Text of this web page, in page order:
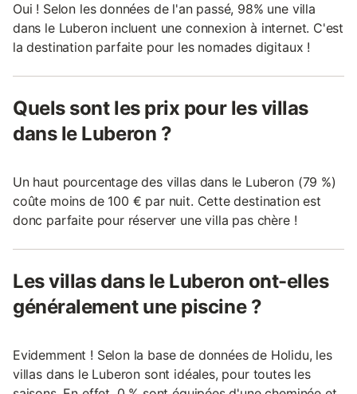
Oui ! Selon les données de l'an passé, 98% une villa
dans le Luberon incluent une connexion à internet. C'est
la destination parfaite pour les nomades digitaux !
Quels sont les prix pour les villas
dans le Luberon ?
Un haut pourcentage des villas dans le Luberon (79 %)
coûte moins de 100 € par nuit. Cette destination est
donc parfaite pour réserver une villa pas chère !
Les villas dans le Luberon ont-elles
généralement une piscine ?
Evidemment ! Selon la base de données de Holidu, les
villas dans le Luberon sont idéales, pour toutes les